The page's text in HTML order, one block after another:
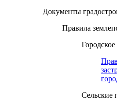
Документы
Правила
Сельские